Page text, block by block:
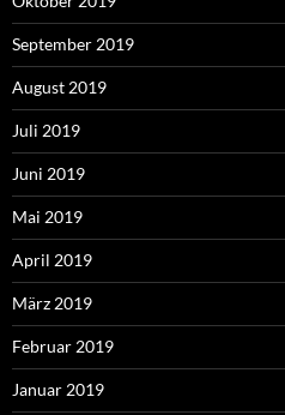
September 2019
August 2019
Juli 2019
Juni 2019
Mai 2019
April 2019
März 2019
Februar 2019
Januar 2019